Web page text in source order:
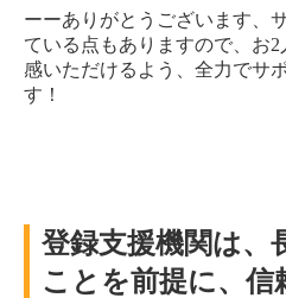
ーーありがとうございます、
ている点もありますので、お
感いただけるよう、全力でサ
す！
登録支援機関は、
ことを前提に、